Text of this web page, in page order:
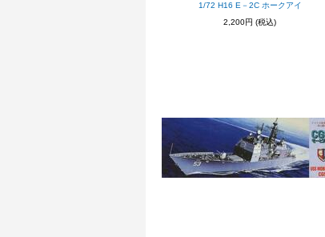
1/72 H16 E－2C ホークアイ
2,200円 (税込)